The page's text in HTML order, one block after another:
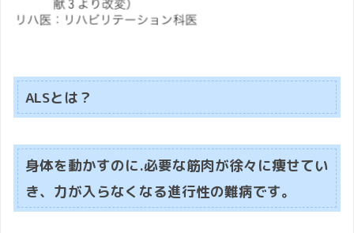
ALSとは？
身体を動かすのに.必要な筋肉が徐々に痩せてい
き、力が入らなくなる進行性の難病です。